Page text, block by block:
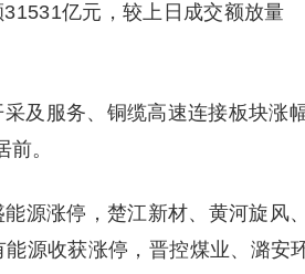
亿元，较上日成交额放量
及服务、铜缆高速连接板块涨
。
源涨停，楚江新材、黄河旋风、
源收获涨停，晋控煤业、潞安